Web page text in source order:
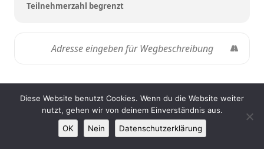
Teilnehmerzahl begrenzt
|Datenschutz| Links
Diese Website benutzt Cookies. Wenn du die Website weiter
nutzt, gehen wir von deinem Einverständnis aus.
OK
Nein Datenschutzerklärung